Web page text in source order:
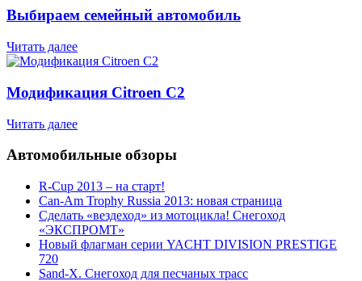
Выбираем семейный автомобиль
Читать далее
Модификация Citroen С2
Читать далее
Автомобильные обзоры
R-Cup 2013 – на старт!
Can-Am Trophy Russia 2013: новая страница
Сделать «вездеход» из мотоцикла! Снегоход
«ЭКСПРОМТ»
Новый флагман серии YACHT DIVISION PRESTIGE
720
Sand-X. Снегоход для песчаных трасс